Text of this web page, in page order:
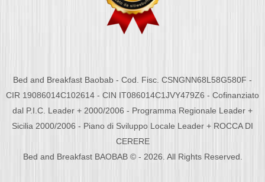
Bed and Breakfast Baobab - Cod. Fisc. CSNGNN68L58G580F -
CIR 19086014C102614 - CIN IT086014C1JVY479Z6 - Cofinanziato
dal P.I.C. Leader + 2000/2006 - Programma Regionale Leader +
Sicilia 2000/2006 - Piano di Sviluppo Locale Leader + ROCCA DI
CERERE
Bed and Breakfast BAOBAB © - 2026. All Rights Reserved.